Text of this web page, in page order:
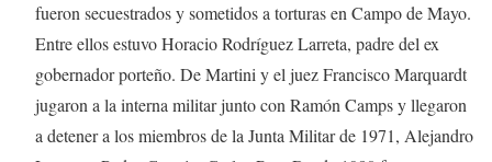
fueron secuestrados y sometidos a torturas en Campo de Mayo.
Entre ellos estuvo Horacio Rodríguez Larreta, padre del ex
gobernador porteño. De Martini y el juez Francisco Marquardt
jugaron a la interna militar junto con Ramón Camps y llegaron
a detener a los miembros de la Junta Militar de 1971, Alejandro